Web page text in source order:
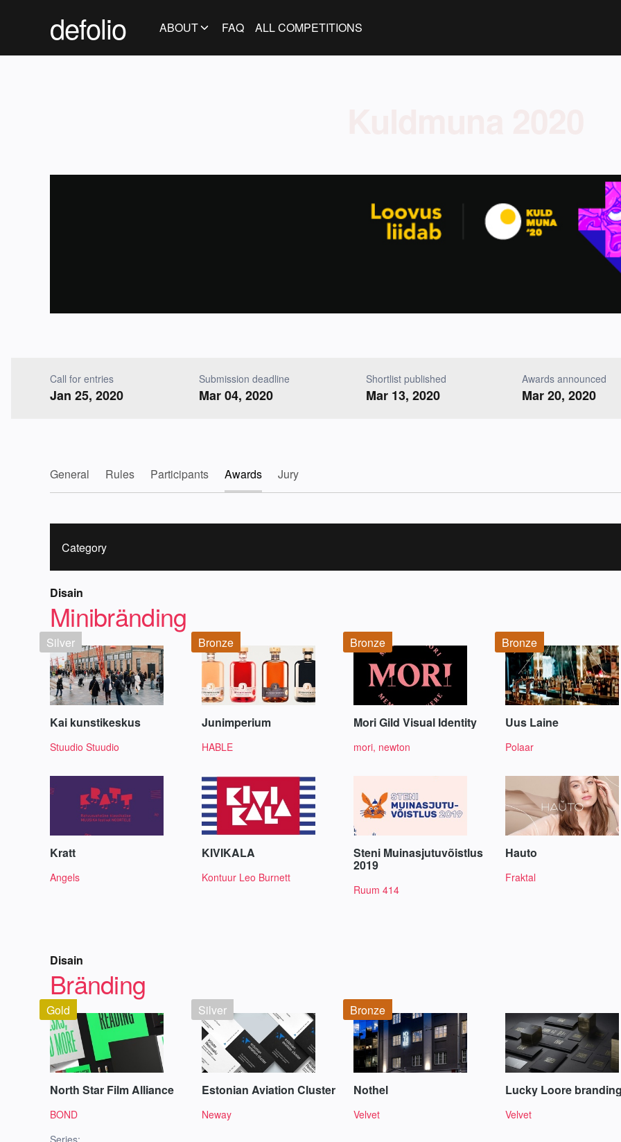
defolio ABOUT FAQ ALL COMPETITIONS
Call for entries
Jan 25, 2020
Submission deadline
Mar 04, 2020
Shortlist published
Mar 13, 2020
Awards announced
Mar 20, 2020
General Rules Participants Awards Jury
Category
Disain
Minibränding
Kai kunstikeskus
Stuudio Stuudio
Silver
Junimperium
HABLE
Bronze
Mori Gild Visual Identity
mori, newton
Bronze
Uus Laine
Polaar
Bronze
Kratt
Angels
KIVIKALA
Kontuur Leo Burnett
Steni Muinasjutuvõistlus
2019
Ruum 414
Hauto
Fraktal
Disain
Bränding
North Star Film Alliance
BOND
Series:
Gold
Estonian Aviation Cluster
Neway
Silver
Nothel
Velvet
Bronze
Lucky Loore
Velvet